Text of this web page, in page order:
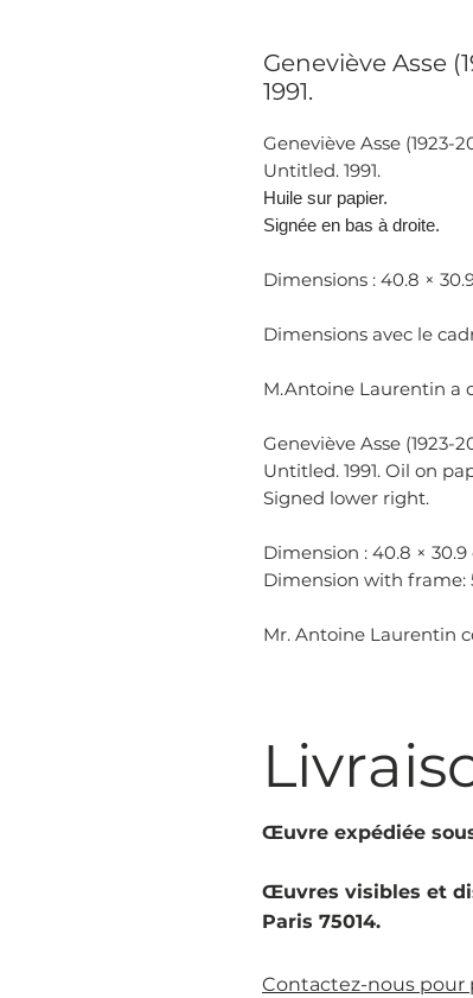
Geneviève Asse
1991.
Geneviève Asse (1923-
Untitled. 1991.
Huile sur papier.
Signée en bas à droite.
Dimensions : 40.8 ×
Dimensions avec le
M.Antoine Laurentin a
Geneviève Asse (1923-
Untitled. 1991. Oil on
Signed lower right.
Dimension : 40.8 × 30.9
Dimension with frame:
Mr. Antoine Laurentin
Œuvre expédiée
Œuvres visibles et
Paris 75014.
Contactez-nous pour